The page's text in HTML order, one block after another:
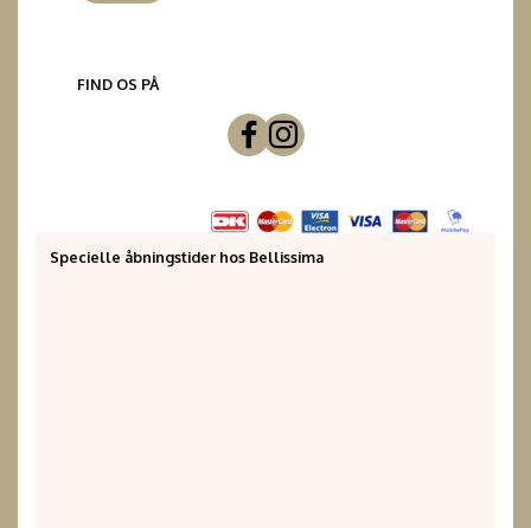
FIND OS PÅ
Specielle åbningstider hos Bellissima